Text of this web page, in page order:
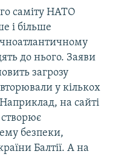
саміту НАТО
і більше
до нього. Заяви
загрозу
у кількох
на сайті
безпеки,
Балтії. А на